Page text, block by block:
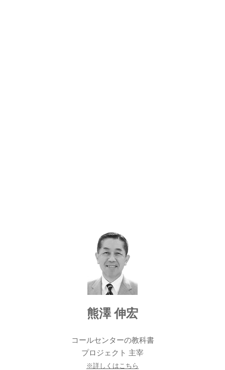
熊澤 伸宏
コールセンターの教科書
​プロジェクト 主宰
※詳しくはこちら